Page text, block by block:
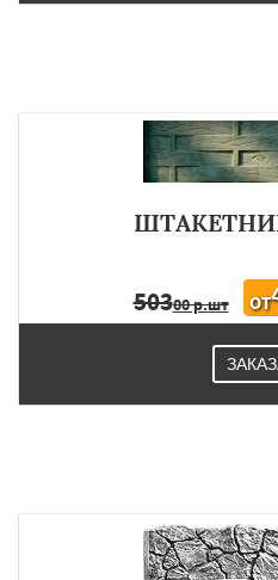
50300 р.шт ОТ